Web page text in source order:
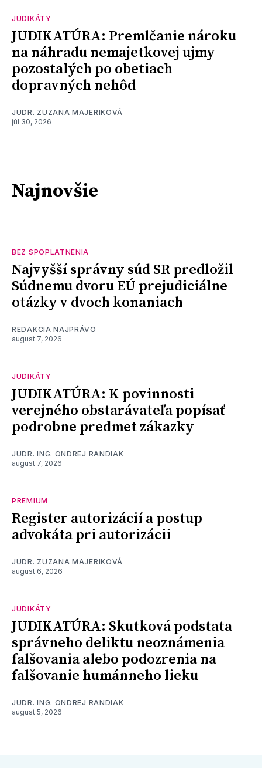
JUDIKÁTY
JUDIKATÚRA: Premlčanie nároku
na náhradu nemajetkovej ujmy
pozostalých po obetiach
dopravných nehôd
JUDR. ZUZANA MAJERIKOVÁ
júl 30, 2026
Najnovšie
BEZ SPOPLATNENIA
Najvyšší správny súd SR predložil
Súdnemu dvoru EÚ prejudiciálne
otázky v dvoch konaniach
REDAKCIA NAJPRÁVO
august 7, 2026
JUDIKÁTY
JUDIKATÚRA: K povinnosti
verejného obstarávateľa popísať
podrobne predmet zákazky
JUDR. ING. ONDREJ RANDIAK
august 7, 2026
PREMIUM
Register autorizácií a postup
advokáta pri autorizácii
JUDR. ZUZANA MAJERIKOVÁ
august 6, 2026
JUDIKÁTY
JUDIKATÚRA: Skutková podstata
správneho deliktu neoznámenia
falšovania alebo podozrenia na
falšovanie humánneho lieku
JUDR. ING. ONDREJ RANDIAK
august 5, 2026